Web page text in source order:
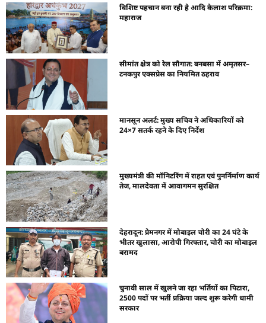
विशिष्ट पहचान बना रही है आदि कैलाश परिक्रमा:
महाराज
सीमांत क्षेत्र को रेल सौगात: बनबसा में अमृतसर–
टनकपुर एक्सप्रेस का नियमित ठहराव
मानसून अलर्ट: मुख्य सचिव ने अधिकारियों को
24×7 सतर्क रहने के दिए निर्देश
मुख्यमंत्री की मॉनिटरिंग में राहत एवं पुनर्निर्माण कार्य
तेज, मालदेवता में आवागमन सुरक्षित
देहरादून: प्रेमनगर में मोबाइल चोरी का 24 घंटे के
भीतर खुलासा, आरोपी गिरफ्तार, चोरी का मोबाइल
बरामद
चुनावी साल में खुलने जा रहा भर्तियों का पिटारा,
2500 पदों पर भर्ती प्रक्रिया जल्द शुरू करेगी धामी
सरकार